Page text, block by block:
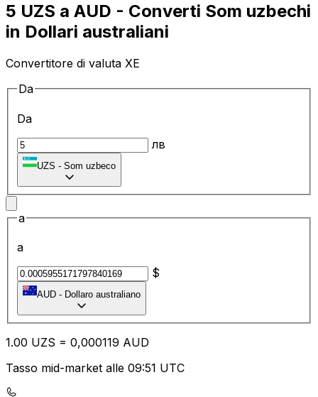
5 UZS a AUD - Converti Som uzbechi
in Dollari australiani
Convertitore di valuta XE
Da
Da
лв
UZS - Som uzbeco
a
a
$
AUD - Dollaro australiano
1.00 UZS = 0,000119 AUD
Tasso mid-market alle 09:51 UTC